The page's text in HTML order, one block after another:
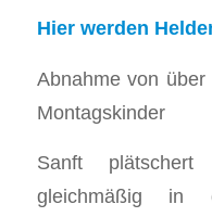
Hier werden
Abnahme von
Montagskinder
Sanft
gleichmäßig in